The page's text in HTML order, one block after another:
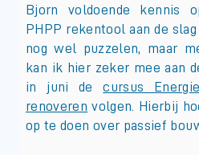
Bjorn voldoende kennis
PHPP rekentool aan de
nog wel puzzelen, maar
kan ik hier zeker mee aan
in juni decursus
renoveren volgen. Hierbij
op te doen over passief